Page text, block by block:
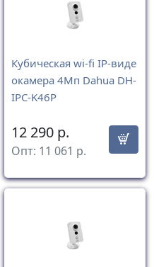
Кубическая wi-fi IP-виде
окамера 4Мп Dahua DH-
IPC-K46P
12 290 р.
Опт: 11 061 р.